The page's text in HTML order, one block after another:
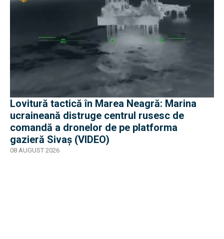
Lovitură tactică în Marea Neagră: Marina
ucraineană distruge centrul rusesc de
comandă a dronelor de pe platforma
gazieră Sivaș (VIDEO)
08 AUGUST 2026